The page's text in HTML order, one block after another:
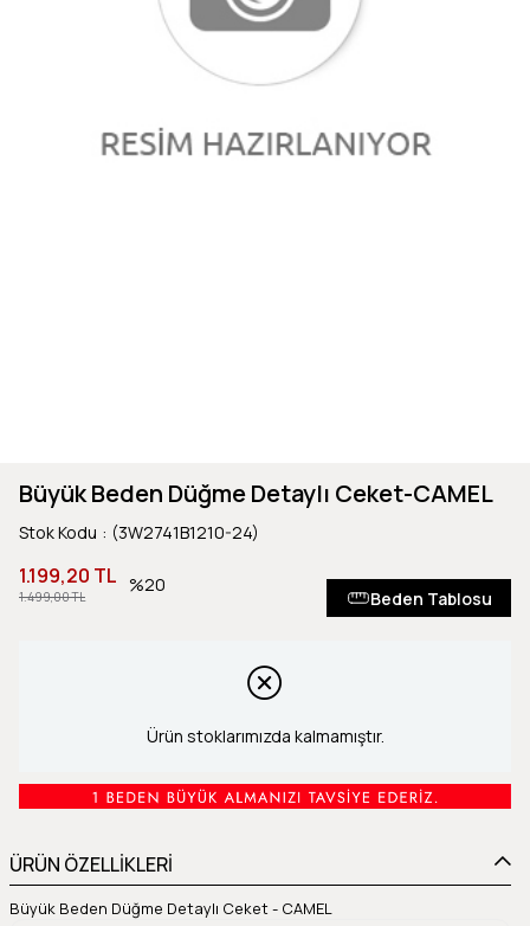
Büyük Beden Düğme Detaylı Ceket-CAMEL
Stok Kodu (3W2741B1210-24)
1.499,00 TL
1.199,20 TL 20
Beden Tablosu
Ürün stoklarımızda kalmamıştır.
ÜRÜN ÖZELLİKLERİ
Büyük Beden Düğme Detaylı Ceket - CAMEL